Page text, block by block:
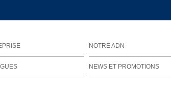
NOTRE ADN
NEWS ET PROMOTIONS